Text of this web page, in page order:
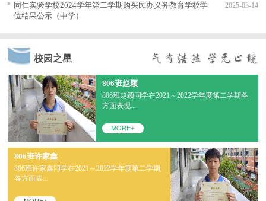
同仁实验学校2024学年第二学期购买民办义务教育学校学
位结果公示（中学）
2025-03-14
校园之星
806班赵颖
806班赵颖同学在2021～2022学年度第二学期各
方面表现...
MORE+
806班许家鑫
806班许家鑫同学在2021～2022学年度第二学期
各方面表...